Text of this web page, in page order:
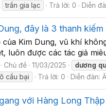
trần gia lạc Trả lời: 0 Diễn
đây là 3 thanh
của Kim Dung, vũ khí
luôn được các tác giả
Chủ đề 11/03/2025 dương
cầu bại Trả lời: 0 Diễn đàn:
với Hàng Long